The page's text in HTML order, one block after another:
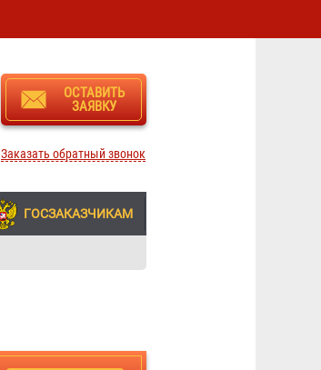
ОСТАВИТЬ
ЗАЯВКУ
Заказать обратный звонок
ГОСЗАКАЗЧИКАМ